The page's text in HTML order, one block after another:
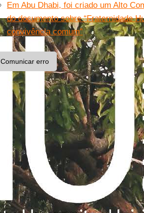
Em Abu Dhabi, foi criado um Alto
do documento sobre “Fraternidade
convivência comum”
Comunicar erro